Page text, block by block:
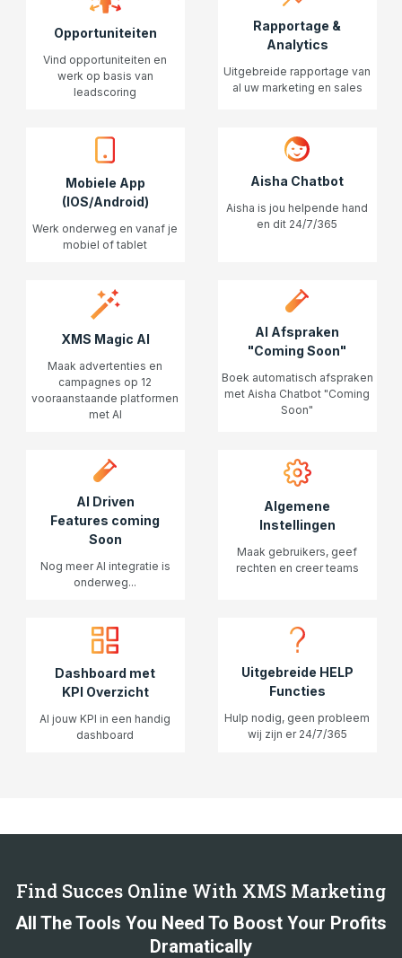
Opportuniteiten
Vind opportuniteiten en
werk op basis van
leadscoring
Rapportage &
Analytics
Uitgebreide rapportage van
al uw marketing en sales
Mobiele App
(IOS/Android)
Werk onderweg en vanaf je
mobiel of tablet
Aisha Chatbot
Aisha is jou helpende hand
en dit 24/7/365
XMS Magic AI
Maak advertenties en
campagnes op 12
vooraanstaande platformen
met AI
AI Afspraken
"Coming Soon"
Boek automatisch afspraken
met Aisha Chatbot "Coming
Soon"
AI Driven
Features coming
Soon
Nog meer AI integratie is
onderweg...
Algemene
Instellingen
Maak gebruikers, geef
rechten en creer teams
Dashboard met
KPI Overzicht
Al jouw KPI in een handig
dashboard
Uitgebreide HELP
Functies
Hulp nodig, geen probleem
wij zijn er 24/7/365
Find Succes Online With XMS Marketing
All The Tools You Need To Boost Your Profits
Dramatically